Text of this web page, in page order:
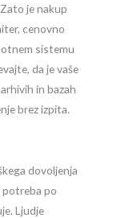
je nakup
cenovno
sistemu
da je vaše
in bazah
brez izpita.
dovoljenja
po
Ljudje